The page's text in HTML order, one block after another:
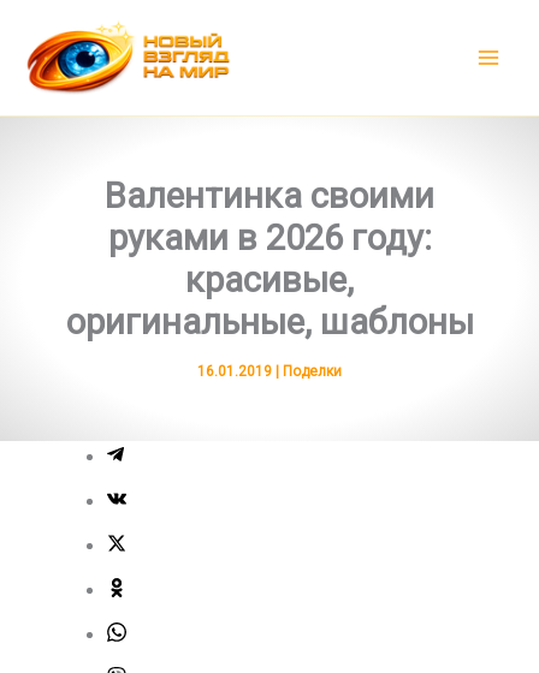
содержимому
Валентинка своими
руками в 2026 году:
красивые,
оригинальные, шаблоны
16.01.2019 | Поделки